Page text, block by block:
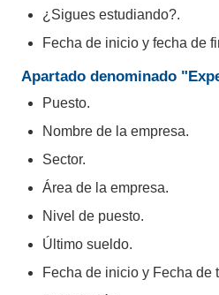
Plataforma 24/7,
contratiempos.
Plataforma 100%
Acceso desde
internet.
Talento
Conecta con tu
¿Sigues estudiando?.
Fecha de inicio y fecha de
Apartado denominado
Puesto.
Nombre de la empresa.
Sector.
Área de la empresa.
Nivel de puesto.
Último sueldo.
Fecha de inicio y Fecha de